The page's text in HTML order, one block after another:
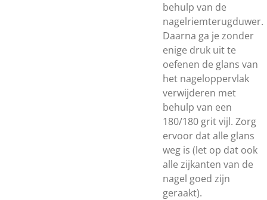
behulp van de
nagelriemterugduwer.
Daarna ga je zonder
enige druk uit te
oefenen de glans van
het nageloppervlak
verwijderen met
behulp van een
180/180 grit vijl. Zorg
ervoor dat alle glans
weg is (let op dat ook
alle zijkanten van de
nagel goed zijn
geraakt).